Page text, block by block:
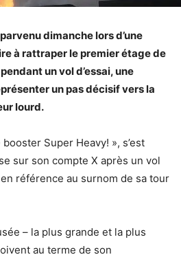
dimanche lors d’une
à rattraper le premier étage de
un vol d’essai, une
un pas décisif vers la
lourd.
Super Heavy! », s’est
sur son compte X après un vol
référence au surnom de sa tour
– la plus grande et la plus
au terme de son